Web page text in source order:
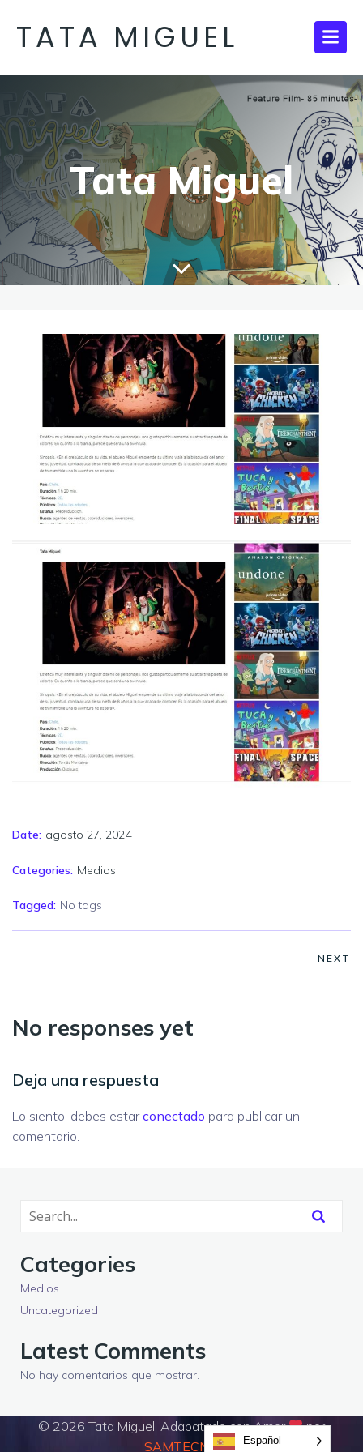
TATA MIGUEL
Tata Miguel
Date: agosto 27, 2024
Categories: Medios
Tagged: No tags
NEXT
No responses yet
Deja una respuesta
Lo siento, debes estarconectado para publicar un
comentario.
Categories
Medios
Uncategorized
Latest Comments
No hay comentarios que mostrar.
© 2026 Tata Miguel. Adapatado con Amor
por
SAMTECNO
Español